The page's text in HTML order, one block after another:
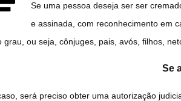
Se uma pessoa deseja ser ser
e assinada, com reconhecimento em
grau, ou seja, cônjuges, pais, avós, filhos,
Se
será preciso obter uma autorização